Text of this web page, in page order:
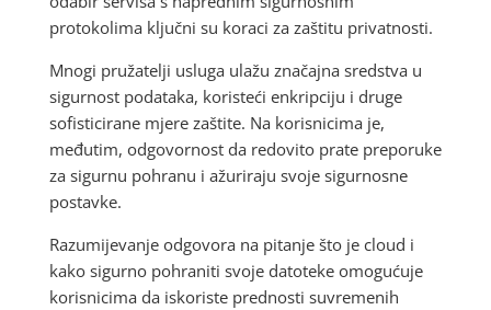
protokolima ključni su koraci za zaštitu privatnosti.
Mnogi pružatelji usluga ulažu značajna sredstva u
sigurnost podataka, koristeći enkripciju i druge
sofisticirane mjere zaštite. Na korisnicima je,
međutim, odgovornost da redovito prate preporuke
za sigurnu pohranu i ažuriraju svoje sigurnosne
postavke.
Razumijevanje odgovora na pitanje što je cloud i
kako sigurno pohraniti svoje datoteke omogućuje
korisnicima da iskoriste prednosti suvremenih